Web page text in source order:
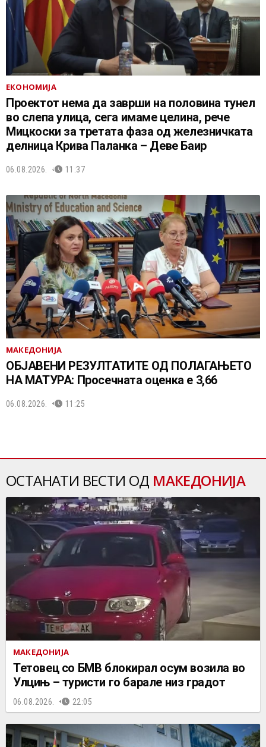
ЕКОНОМИЈА
Проектот нема да заврши на половина тунел
во слепа улица, сега имаме целина, рече
Мицкоски за третата фаза од железничката
делница Крива Паланка – Деве Баир
06.08.2026. 11:37
МАКЕДОНИЈА
ОБЈАВЕНИ РЕЗУЛТАТИТЕ ОД ПОЛАГАЊЕТО
НА МАТУРА: Просечната оценка е 3,66
06.08.2026. 11:25
ОСТАНАТИ ВЕСТИ ОД МАКЕДОНИЈА
МАКЕДОНИЈА
Тетовец со БМВ блокирал осум возила во
Улцињ – туристи го барале низ градот
06.08.2026. 22:05